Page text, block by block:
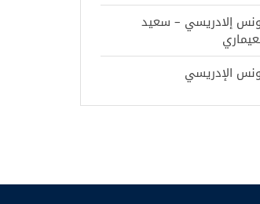
إلادريسي – سعيد
الإدريسي